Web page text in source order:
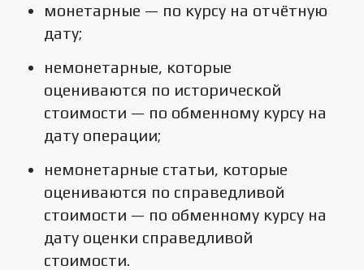
монетарные — по курсу на отчётную
дату;
немонетарные, которые
оцениваются по исторической
стоимости — по обменному курсу на
дату операции;
немонетарные статьи, которые
оцениваются по справедливой
стоимости — по обменному курсу на
дату оценки справедливой
стоимости.